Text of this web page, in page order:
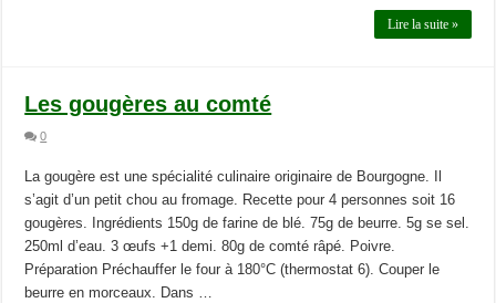
Lire la suite »
Les gougères au comté
0
La gougère est une spécialité culinaire originaire de Bourgogne. Il
s’agit d’un petit chou au fromage. Recette pour 4 personnes soit 16
gougères. Ingrédients 150g de farine de blé. 75g de beurre. 5g se sel.
250ml d’eau. 3 œufs +1 demi. 80g de comté râpé. Poivre.
Préparation Préchauffer le four à 180°C (thermostat 6). Couper le
beurre en morceaux. Dans …